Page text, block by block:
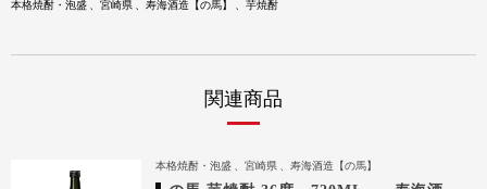
本格焼酎・泡盛 宮崎県 寿海酒造【の馬】 芋焼酎
関連商品
本格焼酎・泡盛 宮崎県 寿海酒造【の馬】